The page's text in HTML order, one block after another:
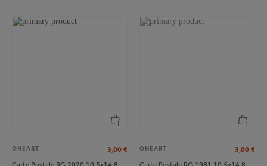
ONEART 3,00 €
ONEART 3,00 €